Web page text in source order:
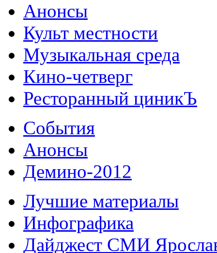
Анонсы
Культ местности
Музыкальная среда
Кино-четверг
Ресторанный циникЪ
События
Анонсы
Демино-2012
Лучшие материалы
Инфографика
Дайджест СМИ